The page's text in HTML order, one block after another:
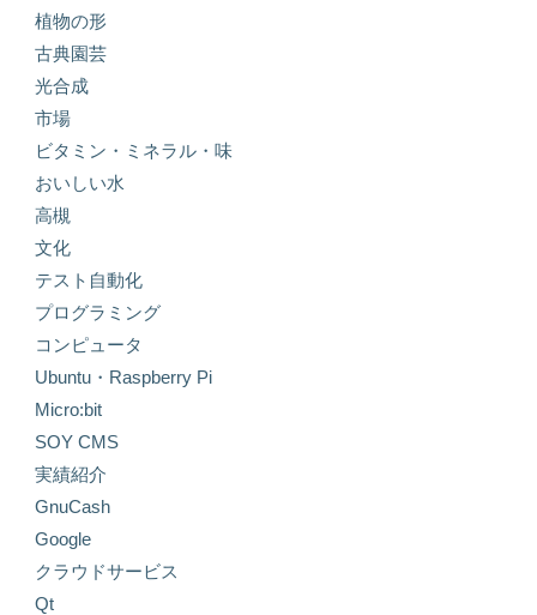
植物の形
古典園芸
光合成
市場
ビタミン・ミネラル・味
おいしい水
高槻
文化
テスト自動化
プログラミング
コンピュータ
Ubuntu・Raspberry Pi
Micro:bit
SOY CMS
実績紹介
GnuCash
Google
クラウドサービス
Qt